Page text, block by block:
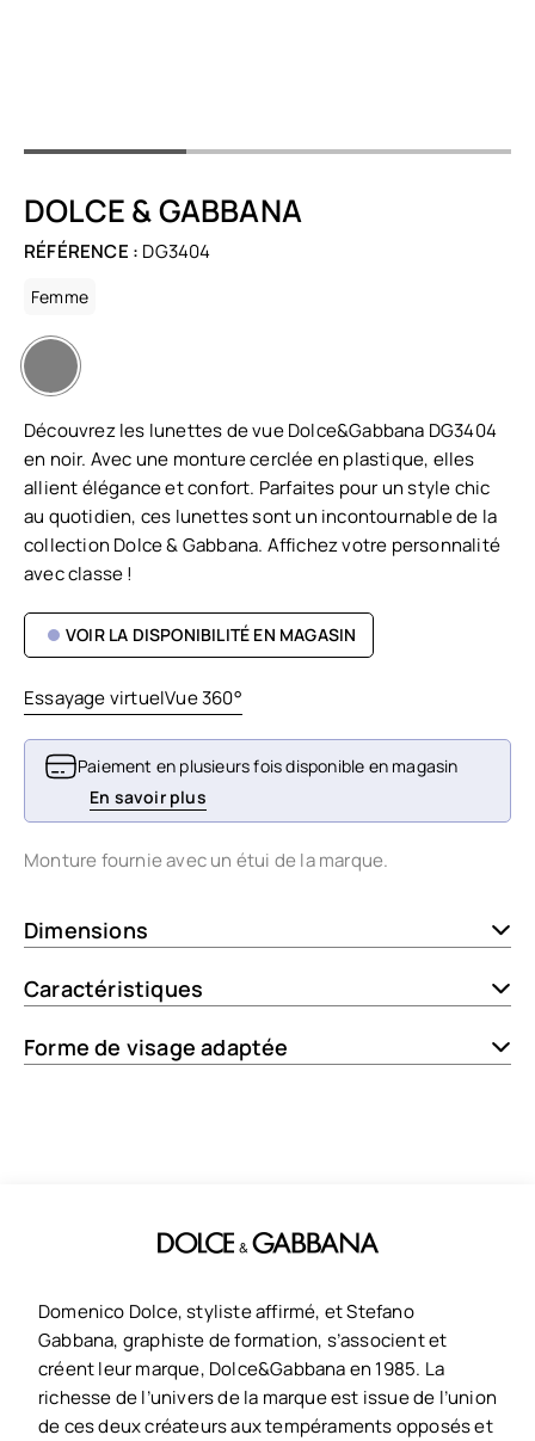
DOLCE & GABBANA
RÉFÉRENCE : DG3404
Femme
Découvrez les lunettes de vue Dolce&Gabbana DG3404
en noir. Avec une monture cerclée en plastique, elles
allient élégance et confort. Parfaites pour un style chic
au quotidien, ces lunettes sont un incontournable de la
collection Dolce & Gabbana. Affichez votre personnalité
avec classe !
VOIR LA DISPONIBILITÉ EN MAGASIN
Essayage virtuelVue 360°
Paiement en plusieurs fois disponible en magasin
En savoir plus
Monture fournie avec un étui de la marque.
Dimensions
Caractéristiques
Forme de visage adaptée
Domenico Dolce, styliste affirmé, et Stefano
Gabbana, graphiste de formation, s’associent et
créent leur marque, Dolce&Gabbana en 1985. La
richesse de l’univers de la marque est issue de l’union
de ces deux créateurs aux tempéraments opposés et